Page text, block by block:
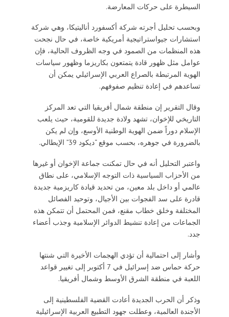
السيطرة على حركات المعارضة.
وبحسب تحليل أجرته شركة أكسفورد أناليتيكا، وهي شركة
استشارات جيواستراتيجية أمريكية خاصة، في حال نجحت
هذه المنظمات من الصمود في وجه الظروف الحالية، فإن
عوامل مثل ظهور قادة يتمتعون بكاريزما وظهور سياسات
الهوية المرتبطة بالصراع العربي الإسرائيلي يمكن أن
تساعدهم في إعادة تنظيم صفوفهم.
وقال التقرير إن منطقة شمال أفريقيا التي تعد المركز
التاريخي للإخوان، تشهد ولادة جديدة للقومية، حيث يلعب
الإسلام دوراً ضمن الهوية الوطنية الأوسع، وإن لم يكن
بالضرورة في جوهره، بحسب موقع “ديكود 39” الإيطالي.
واعتبر التحليل أنه في حال تمكنت جماعة الإخوان أو غيرها
من الأحزاب السياسية ذات التوجه الإسلامي، على نطاق
عالمي أو داخل بلد معين، من تحديد قيادة كاريزمية جديدة
قادرة على سد الفجوات بين الأجيال، وتوحيد الفصائل
المختلفة وخلق خطاب مقنع، فمن المحتمل أن تتمكن هذه
الجماعات من إعادة تنشيط الدوائر الإسلامية وجذب أعضاء
جدد.
وأشار إلى احتمالية أن تؤدي الهجمات الأخيرة التي شنتها
حركة حماس ضد إسرائيل في 7 أكتوبر إلى تغيير قواعد
اللعبة في منطقة الشرق الأوسط وشمال أفريقيا.
وذكر أن الحرب الجديدة أعادت القضية الفلسطينية إلى
الأجندة العالمية، وعطلت جهود التطبيع العربية الإسرائيلية